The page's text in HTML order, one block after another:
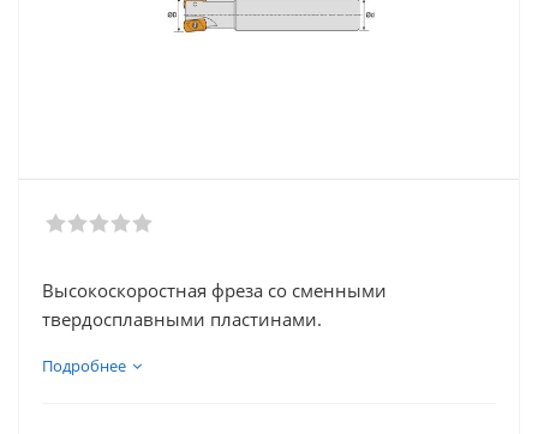
Высокоскоростная фреза со сменными
твердосплавными пластинами.
Подробнее